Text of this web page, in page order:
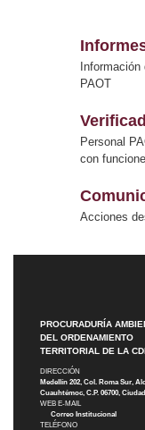
PAOT
Personal
con
Acciones
PROCURADURÍA
DEL ORDENAMIENTO
TERRITORIAL DE LA
DIRECCIÓN
Medellín 202, Col. Roma Sur,
Cuauhtémoc, C.P. 06700,
WEB E-MAIL
Correo Institucional
TELÉFONO